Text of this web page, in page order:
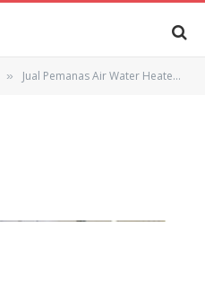
» Jual Pemanas Air Water Heater Harga Terbaik